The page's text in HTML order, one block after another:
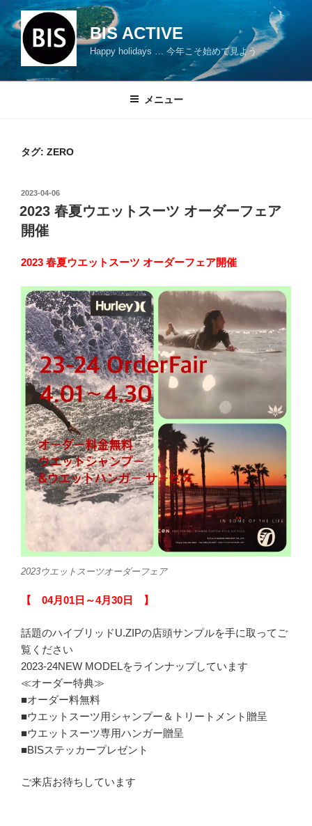
ン
テ
ン
BIS ACTIVE
Happy holidays … 今年こそ始めて見よう
メニュー
タグ: ZERO
投
稿
日:
2023-04-06
2023 春夏ウエットスーツ オーダーフェア
開催
2023 春夏ウエットスーツ オーダーフェア開催
2023ウエットスーツオーダーフェア
【 04月01日～4月30日 】
話題のハイブリッドU.ZIPの店頭サンプルを手に取ってご
覧ください
2023-24NEW MODELをラインナップしています
≪オーダー特典≫
■オーダー料無料
■ウエットスーツ用シャンプー＆トリートメント贈呈
■ウエットスーツ専用ハンガー贈呈
■BISステッカープレゼント
ご来店お待ちしています